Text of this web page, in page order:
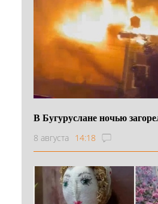
В Бугуруслане ночью
8 августа 14:18